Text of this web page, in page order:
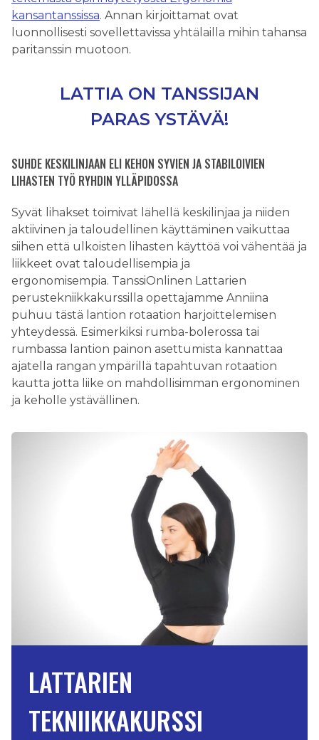
kansantanssissa. Annan kirjoittamat ovat
luonnollisesti sovellettavissa yhtälailla mihin tahansa
paritanssin muotoon.
LATTIA ON TANSSIJAN
PARAS YSTÄVÄ!
SUHDE KESKILINJAAN ELI KEHON SYVIEN JA STABILOIVIEN
LIHASTEN TYÖ RYHDIN YLLÄPIDOSSA
Syvät lihakset toimivat lähellä keskilinjaa ja niiden
aktiivinen ja taloudellinen käyttäminen vaikuttaa
siihen että ulkoisten lihasten käyttöä voi vähentää ja
liikkeet ovat taloudellisempia ja
ergonomisempia. TanssiOnlinen Lattarien
perustekniikkakurssilla opettajamme Anniina
puhuu tästä lantion rotaation harjoittelemisen
yhteydessä. Esimerkiksi rumba-bolerossa tai
rumbassa lantion painon asettumista kannattaa
ajatella rangan ympärillä tapahtuvan rotaation
kautta jotta liike on mahdollisimman ergonominen
ja keholle ystävällinen.
LATTARIEN
TEKNIIKKAKURSSI